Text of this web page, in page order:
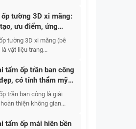
ốp tường 3D xi măng:
ưu điểm, ứng
báo giá
tường 3D xi măng (bê
vật liệu trang...
tấm ốp trần ban công
có tính thẩm mỹ
trần ban công là giải
thiện không gian...
tấm ốp mái hiên bền